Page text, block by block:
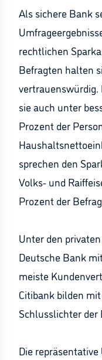
Als sichere Bank
rechtlichen
Befragten halten
sie auch unter
Prozent der
sprechen den
Volks- und
Prozent der
Unter den
Deutsche Bank
meiste
Citibank bilden
Schlusslichter der
Die